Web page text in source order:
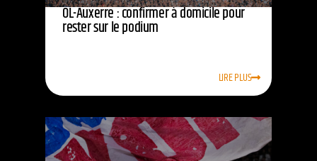
OL-Auxerre : confirmer à domicile pour
rester sur le podium
LIRE PLUS